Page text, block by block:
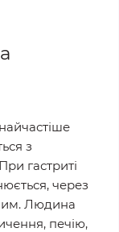
з
гастриті
через
Людина
печію,